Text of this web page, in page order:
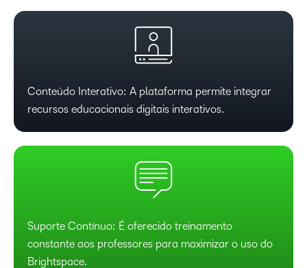
Conteúdo Interativo: A plataforma permite integrar
recursos educacionais digitais interativos.
Suporte Contínuo: É oferecido treinamento
constante aos professores para maximizar o uso do
Brightspace.